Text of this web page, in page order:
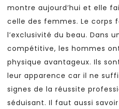
montre aujourd’hui et elle
celle des femmes. Le corps
l’exclusivité du beau. Dans
compétitive, les hommes
physique avantageux. Ils
leur apparence car il ne
signes de la réussite
séduisant. Il faut aussi